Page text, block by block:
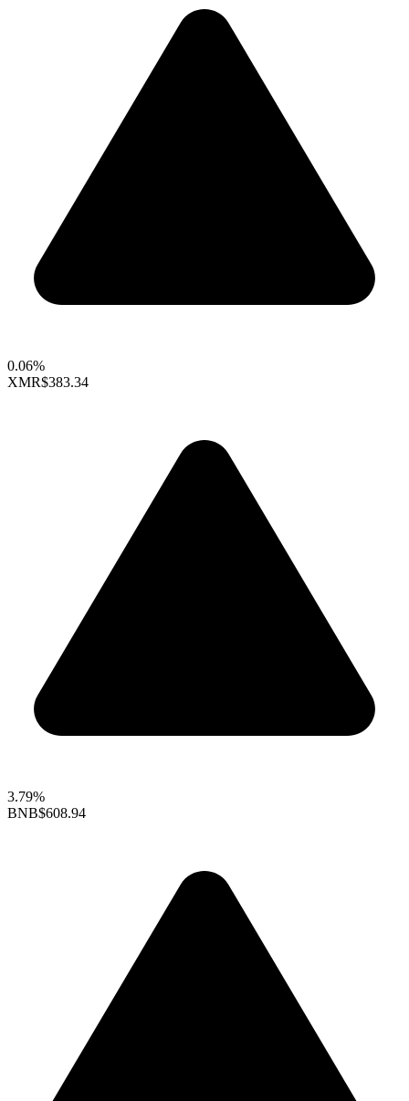
0.06%
XMR$383.34
3.79%
BNB$608.94